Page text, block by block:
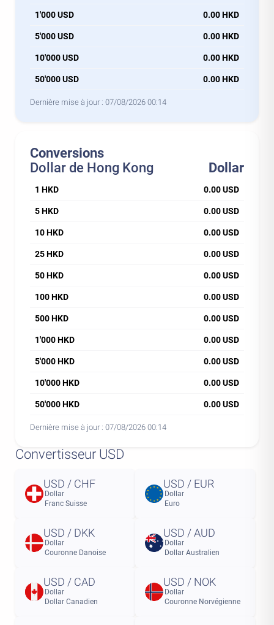
1'000 USD 0.00 HKD
5'000 USD 0.00 HKD
10'000 USD 0.00 HKD
50'000 USD 0.00 HKD
Dernière mise à jour : 07/08/2026 00:14
Conversions
Dollar de Hong Kong
Dollar
1 HKD 0.00 USD
5 HKD 0.00 USD
10 HKD 0.00 USD
25 HKD 0.00 USD
50 HKD 0.00 USD
100 HKD 0.00 USD
500 HKD 0.00 USD
1'000 HKD 0.00 USD
5'000 HKD 0.00 USD
10'000 HKD 0.00 USD
50'000 HKD 0.00 USD
Dernière mise à jour : 07/08/2026 00:14
Convertisseur USD
USD / CHF
Dollar
Franc Suisse
USD / EUR
Dollar
Euro
USD / DKK
Dollar
Couronne Danoise
USD / AUD
Dollar
Dollar Australien
USD / CAD
Dollar
Dollar Canadien
USD / NOK
Dollar
Couronne Norvégienne